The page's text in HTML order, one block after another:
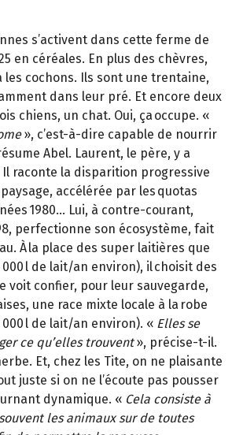
s’activent dans cette ferme de
en céréales. En plus des chèvres,
les cochons. Ils sont une trentaine,
dans leur pré. Et encore deux
chiens, un chat. Oui, ça occupe. «
», c’est-à-dire capable de nourrir
Abel. Laurent, le père, y a
raconte la disparition progressive
accélérée par les quotas
1980… Lui, à contre-courant,
perfectionne son écosystème, fait
À la place des super laitières que
000 l de lait/an environ), ilchoisit des
voit confier, pour leur sauvegarde,
une race mixte locale à la robe
000 l de lait/an environ). « Elles se
ce qu’elles trouvent », précise-t-il.
Et, chez les Tite, on ne plaisante
juste si on ne l’écoute pas pousser
dynamique. « Cela consiste à
les animaux sur de toutes